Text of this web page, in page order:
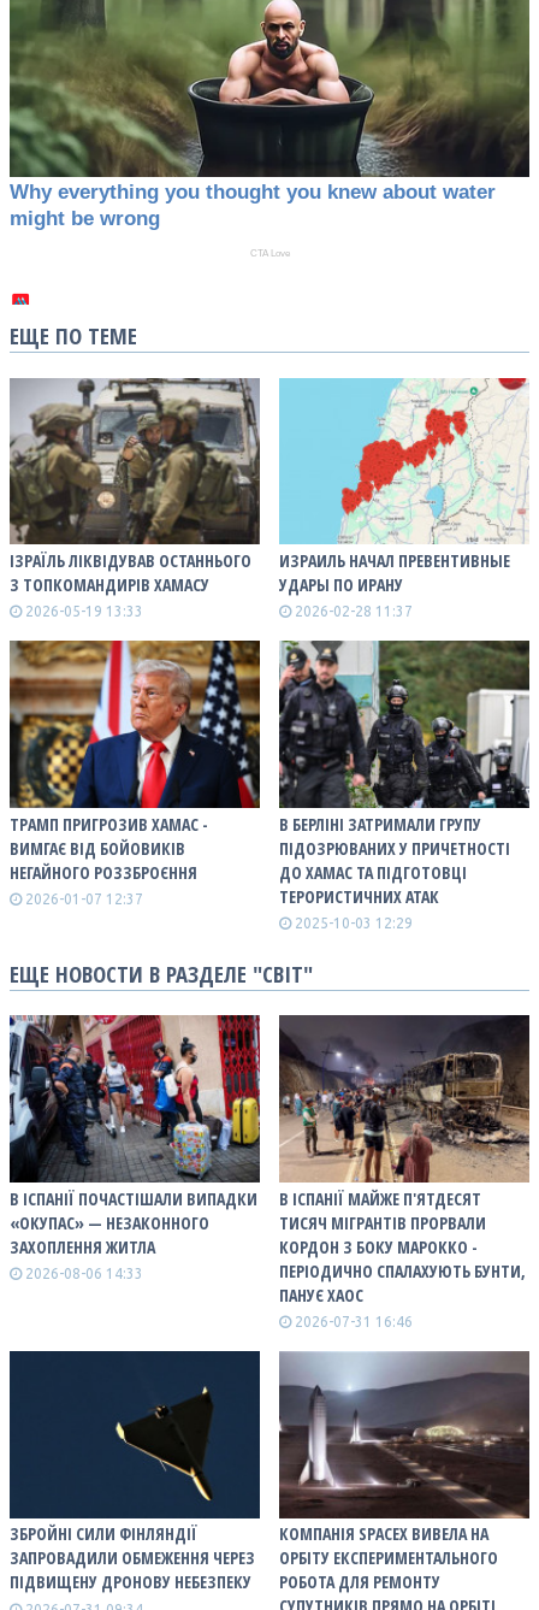
ЕЩЕ ПО ТЕМЕ
ІЗРАЇЛЬ ЛІКВІДУВАВ ОСТАННЬОГО
З ТОПКОМАНДИРІВ ХАМАСУ
2026-05-19 13:33
ИЗРАИЛЬ НАЧАЛ ПРЕВЕНТИВНЫЕ
УДАРЫ ПО ИРАНУ
2026-02-28 11:37
ТРАМП ПРИГРОЗИВ ХАМАС -
ВИМГАЄ ВІД БОЙОВИКІВ
НЕГАЙНОГО РОЗЗБРОЄННЯ
2026-01-07 12:37
В БЕРЛІНІ ЗАТРИМАЛИ ГРУПУ
ПІДОЗРЮВАНИХ У ПРИЧЕТНОСТІ
ДО ХАМАС ТА ПІДГОТОВЦІ
ТЕРОРИСТИЧНИХ АТАК
2025-10-03 12:29
ЕЩЕ НОВОСТИ В РАЗДЕЛЕ "СВІТ"
В ІСПАНІЇ ПОЧАСТІШАЛИ ВИПАДКИ
«ОКУПАС» — НЕЗАКОННОГО
ЗАХОПЛЕННЯ ЖИТЛА
2026-08-06 14:33
В ІСПАНІЇ МАЙЖЕ П'ЯТДЕСЯТ
ТИСЯЧ МІГРАНТІВ ПРОРВАЛИ
КОРДОН З БОКУ МАРОККО -
ПЕРІОДИЧНО СПАЛАХУЮТЬ БУНТИ,
ПАНУЄ ХАОС
2026-07-31 16:46
ЗБРОЙНІ СИЛИ ФІНЛЯНДІЇ
ЗАПРОВАДИЛИ ОБМЕЖЕННЯ ЧЕРЕЗ
ПІДВИЩЕНУ ДРОНОВУ НЕБЕЗПЕКУ
КОМПАНІЯ SPACEX ВИВЕЛА НА
ОРБІТУ ЕКСПЕРИМЕНТАЛЬНОГО
РОБОТА ДЛЯ РЕМОНТУ